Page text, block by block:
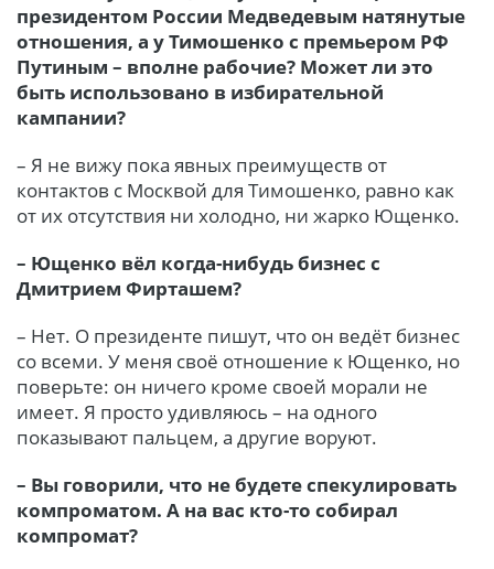
президентом России Медведевым натянутые
отношения, а у Тимошенко с премьером РФ
Путиным – вполне рабочие? Может ли это
быть использовано в избирательной
кампании?
– Я не вижу пока явных преимуществ от
контактов с Москвой для Тимошенко, равно как
от их отсутствия ни холодно, ни жарко Ющенко.
– Ющенко вёл когда-нибудь бизнес с
Дмитрием Фирташем?
– Нет. О президенте пишут, что он ведёт бизнес
со всеми. У меня своё отношение к Ющенко, но
поверьте: он ничего кроме своей морали не
имеет. Я просто удивляюсь – на одного
показывают пальцем, а другие воруют.
– Вы говорили, что не будете спекулировать
компроматом. А на вас кто-то собирал
компромат?